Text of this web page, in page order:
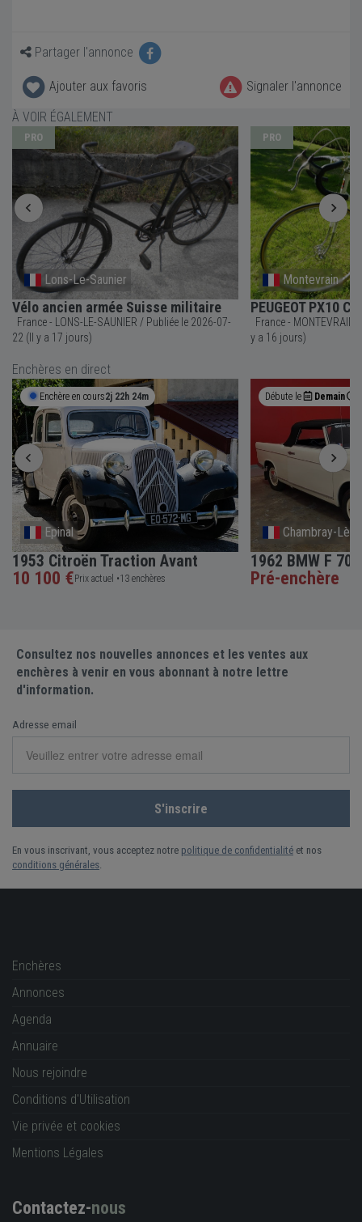
Partager l'annonce
Ajouter aux favoris
Signaler l'annonce
À VOIR ÉGALEMENT
PRO
Lons-Le-Saunier
Vélo ancien armée Suisse militaire
France - LONS-LE-SAUNIER / Publiée le 2026-07-
22 (Il y a 17 jours)
PRO
Montevrain
PEUGEOT PX10
France - MONTEVRAIN / Publiée le 2026-07-23 (Il
y a 16 jours)
Enchères en direct
Enchère en cours2j 22h 24m
Epinal
1953 Citroën Traction Avant
10 100 €Prix actuel •13 enchères
Débute le Demain
Chambray-
1962 BMW F
Pré-enchère
Consultez nos nouvelles annonces et les ventes aux
enchères à venir en vous abonnant à notre lettre
d'information.
Adresse email
En vous inscrivant, vous acceptez notre politique de confidentialité et nos
conditions générales
Enchères
Annonces
Agenda
Annuaire
Nous rejoindre
Conditions d'Utilisation
Vie privée et cookies
Mentions Légales
Contactez-nous